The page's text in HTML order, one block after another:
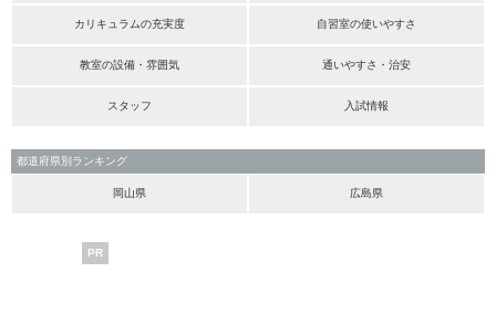
カリキュラムの充実度 自習室の使いやすさ
教室の設備・雰囲気 通いやすさ・治安
スタッフ 入試情報
都道府県別ランキング
岡山県 広島県
PR